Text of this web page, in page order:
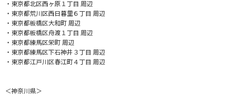
・東京都北区西ヶ原１丁目 周辺
・東京都荒川区西日暮里６丁目 周辺
・東京都板橋区大和町 周辺
・東京都板橋区舟渡１丁目 周辺
・東京都練馬区栄町 周辺
・東京都練馬区下石神井３丁目 周辺
・東京都江戸川区春江町４丁目 周辺
＜神奈川県＞